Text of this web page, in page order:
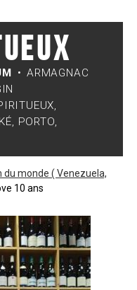
ARMAGNAC
PORTO,
du monde ( Venezuela,
10 ans